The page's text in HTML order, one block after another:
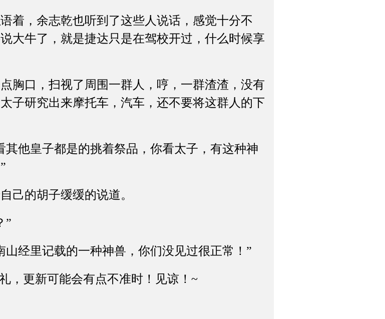
，余志乾也听到了这些人说话，感觉十分不
大牛了，就是捷达只是在驾校开过，什么时候享
口，扫视了周围一群人，哼，一群渣渣，没有
子研究出来摩托车，汽车，还不要将这群人的下
他皇子都是的挑着祭品，你看太子，有这种神
的胡子缓缓的说道。
”
经里记载的一种神兽，你们没见过很正常！”
更新可能会有点不准时！见谅！~